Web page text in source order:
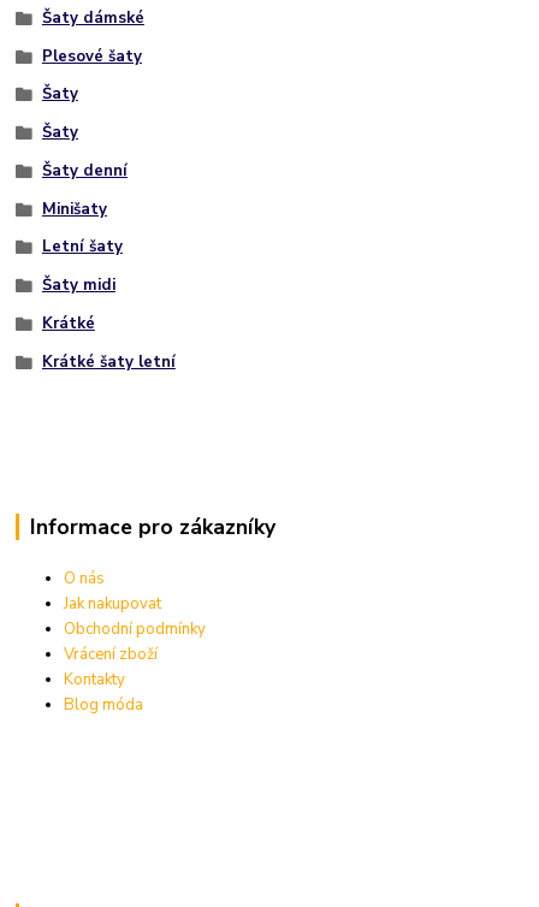
Šaty dámské
Plesové šaty
Šaty
Šaty
Šaty denní
Minišaty
Letní šaty
Šaty midi
Krátké
Krátké šaty letní
Informace pro zákazníky
O nás
Jak nakupovat
Obchodní podmínky
Vrácení zboží
Kontakty
Blog móda